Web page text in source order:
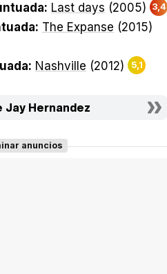
Last days (2005) 3,4
The Expanse (2015)
Nashville (2012) 5,1
Jay Hernandez
anuncios